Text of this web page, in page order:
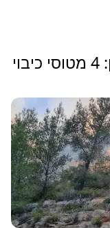
שריפות פרצו בבנימין: 4 מטוסי כיבוי